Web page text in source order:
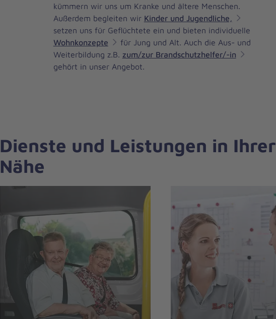
kümmern wir uns um Kranke und ältere Menschen.
Außerdem begleiten wir Kinder und Jugendliche,
setzen uns für Geflüchtete ein und bieten individuelle
Wohnkonzepte
für Jung und Alt. Auch die Aus- und
Weiterbildung z.B. zum/zur Brandschutzhelfer/-in
gehört in unser Angebot.
Dienste und Leistungen in Ihrer
Nähe